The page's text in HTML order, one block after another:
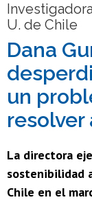
U. de Chile
Dana
un
resolver
La directora
sostenibilidad
Chile en el